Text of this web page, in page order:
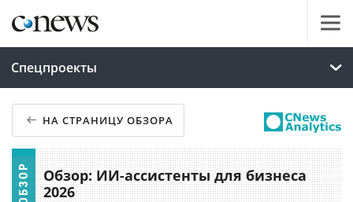
Спецпроекты
НА СТРАНИЦУ ОБЗОРА
Обзор: ИИ-ассистенты для бизнеса
2026